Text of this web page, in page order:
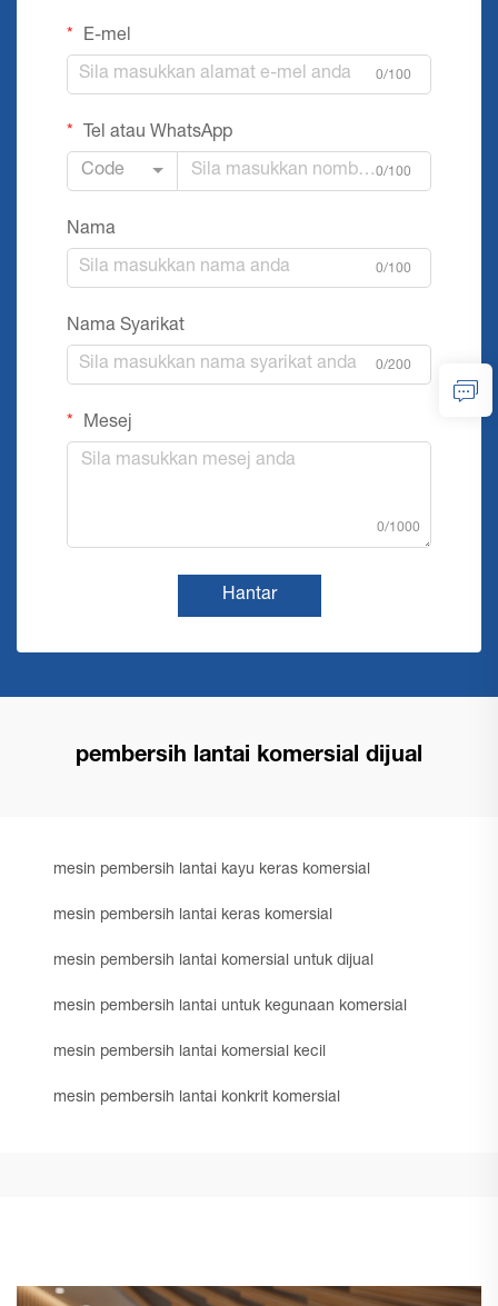
E-mel
0/100
Tel atau WhatsApp
Code 0/100
Nama
0/100
Nama Syarikat
0/200
Mesej
0/1000
Hantar
pembersih lantai komersial dijual
mesin pembersih lantai kayu keras komersial
mesin pembersih lantai keras komersial
mesin pembersih lantai komersial untuk dijual
mesin pembersih lantai untuk kegunaan komersial
mesin pembersih lantai komersial kecil
mesin pembersih lantai konkrit komersial